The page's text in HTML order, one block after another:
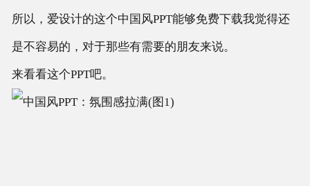
所以，爱设计的这个中国风PPT能够免费下载我觉得还
是不容易的，对于那些有需要的朋友来说。
来看看这个PPT吧。